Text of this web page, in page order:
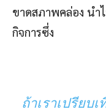
ขาดสภาพคล่อง นำ
กิจการซึ่ง
ถ้าเราเปรียบ